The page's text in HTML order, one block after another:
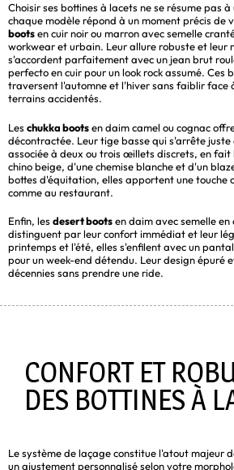
Choisir ses bottines à lacets ne se résume pas
chaque modèle répond à un moment précis de
bootsen cuir noir ou marron avec semelle
workwear et urbain. Leur allure robuste et leur
s'accordent parfaitement avec un jean brut
perfecto en cuir pour un look rock assumé. Ces
traversent l'automne et l'hiver sans faiblir face
terrains accidentés.
Les chukka bootsen daim camel ou cognac
décontractée. Leur tige basse qui s'arrête juste
associée à deux ou trois œillets discrets, en
chino beige, d'une chemise blanche et d'un
bottes d'équitation, elles apportent une touche
comme au restaurant.
Enfin, les desert bootsen daim avec semelle en
distinguent par leur confort immédiat et leur
printemps et l'été, elles s'enfilent avec un
pour un week-end détendu. Leur design épuré
décennies sans prendre une ride.
CONFORT ET
DES BOTTINES À
Le système de laçage constitue l'atout majeur
un ajustement personnalisé selon votre